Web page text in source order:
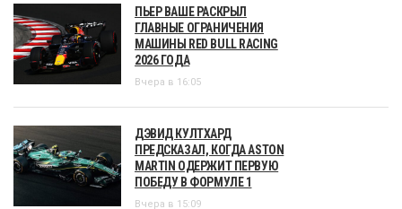
ПЬЕР ВАШЕ РАСКРЫЛ
ГЛАВНЫЕ ОГРАНИЧЕНИЯ
МАШИНЫ RED BULL RACING
2026 ГОДА
Вчера в 16:05
ДЭВИД КУЛТХАРД
ПРЕДСКАЗАЛ, КОГДА ASTON
MARTIN ОДЕРЖИТ ПЕРВУЮ
ПОБЕДУ В ФОРМУЛЕ 1
Вчера в 15:09